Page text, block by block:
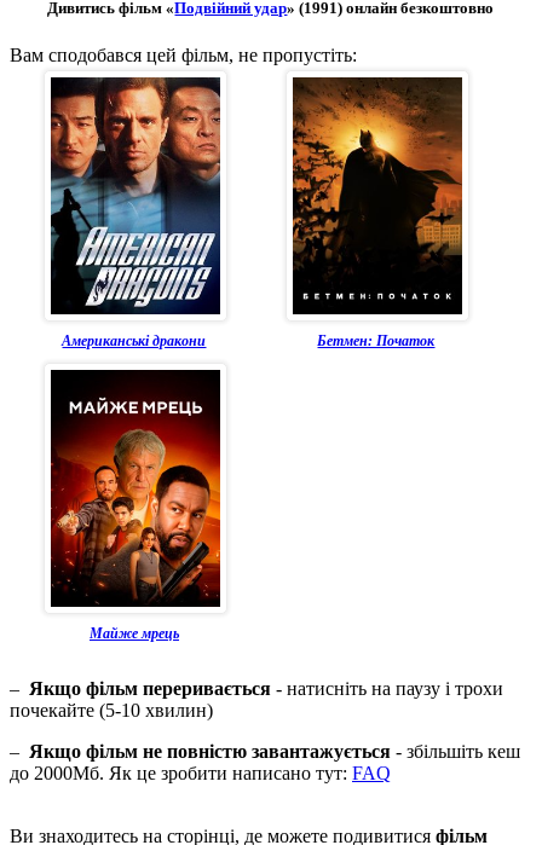
Дивитись фільм «Подвійний удар» (1991) онлайн безкоштовно
Вам сподобався цей фільм, не пропустіть:
Американські дракони Бетмен: Початок
Майже мрець
– Якщо фільм переривається - натисніть на паузу і трохи
почекайте (5-10 хвилин)
– Якщо фільм не повністю завантажується - збільшіть кеш
до 2000Мб. Як це зробити написано тут: FAQ
Ви знаходитесь на сторінці, де можете подивитися фільм